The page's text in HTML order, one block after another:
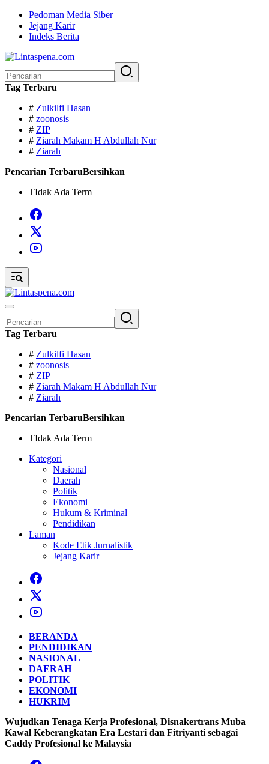
Langsung
konten
Pedoman Media Siber
Jejang Karir
Indeks Berita
untuk:
Tag Terbaru
# Zulkilfi Hasan
# zoonosis
# ZIP
# Ziarah Makam H Abdullah Nur
# Ziarah
Pencarian TerbaruBersihkan
TIdak Ada Term
untuk:
Tag Terbaru
# Zulkilfi Hasan
# zoonosis
# ZIP
# Ziarah Makam H Abdullah Nur
# Ziarah
Pencarian TerbaruBersihkan
TIdak Ada Term
Kategori
Nasional
Daerah
Politik
Ekonomi
Hukum & Kriminal
Pendidikan
Laman
Kode Etik Jurnalistik
Jejang Karir
BERANDA
PENDIDIKAN
NASIONAL
DAERAH
POLITIK
EKONOMI
HUKRIM
Wujudkan Tenaga Kerja Profesional, Disnakertrans Muba
Kawal Keberangkatan Era Lestari dan Fitriyanti sebagai
Caddy Profesional ke Malaysia